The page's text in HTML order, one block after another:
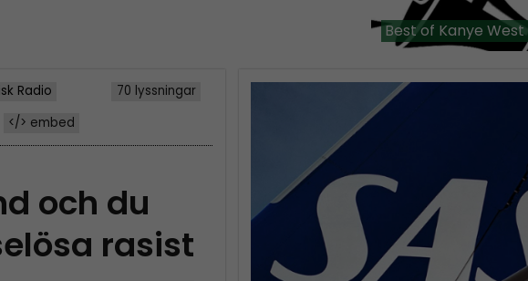
Best of Kanye West
Radio
70 lyssningar
</> embed
och du
rasist